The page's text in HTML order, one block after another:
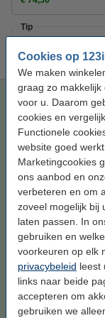
Cookies op
We maken
graag zo
voor u. Daarom
cookies en
Functionele
website goed werkt.
Marketingcookies
ons aanbod en
verbeteren en om
zoveel mogelijk bij
laten passen. In
gebruiken en
voorkeuren op elk
privacybeleid leest
links naar beide
accepteren om
gebruiken we
Tip
huismerk te nemen.
123inkt huismerk
capaciteit
€
Tip
Wij adviseren u
Brother-uitvoering.